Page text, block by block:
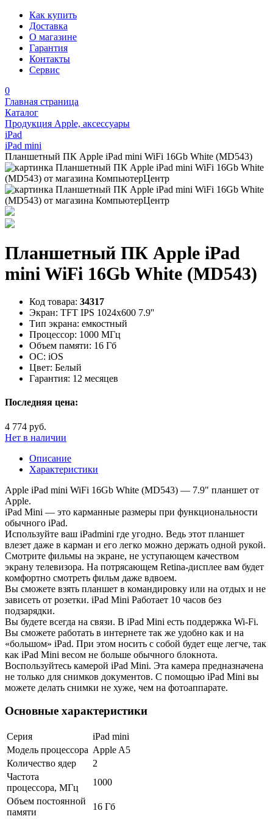
Как купить
Доставка
О магазине
Гарантия
Контакты
Сервис
0
Главная страница
Каталог
Продукция Apple, аксессуары
iPad
iPad mini
Планшетный ПК Apple iPad mini WiFi 16Gb White (MD543)
Планшетный ПК Apple iPad
mini WiFi 16Gb White (MD543)
Код товара: 34317
Экран: TFT IPS 1024x600 7.9''
Тип экрана: емкостный
Процессор: 1000 МГц
Объем памяти: 16 Гб
ОС: iOS
Цвет: Белый
Гарантия: 12 месяцев
Последняя цена:
4 774 руб.
Нет в наличии
Описание
Характеристики
Apple iPad mini WiFi 16Gb White (MD543) — 7.9" планшет от
Apple.
iPad Mini — это карманные размеры при функциональности
обычного iPad.
Используйте ваш iPadmini где угодно. Ведь этот планшет
влезет даже в карман и его легко можно держать одной рукой.
Смотрите фильмы на экране, не уступающем качеством
экрану телевизора. На потрясающем Retina-дисплее вам будет
комфортно смотреть фильм даже вдвоем.
Вы сможете взять планшет в командировку или на отдых и не
зависеть от розетки. iPad Mini Работает 10 часов без
подзарядки.
Вы будете всегда на связи. В iPad Mini есть поддержка Wi-Fi.
Вы сможете работать в интернете так же удобно как и на
«большом» iPad. При этом носить с собой будет еще легче, так
как iPad Mini весом не больше обычного блокнота.
Воспользуйтесь камерой iPad Mini. Эта камера предназначена
не только для снимков документов. С помощью iPad Mini вы
можете делать снимки не хуже, чем на фотоаппарате.
Основные характеристики
Серия
iPad mini
Модель процессора Apple A5
Количество ядер
2
Частота
процессора, МГц
1000
Объем постоянной
памяти
16 Гб